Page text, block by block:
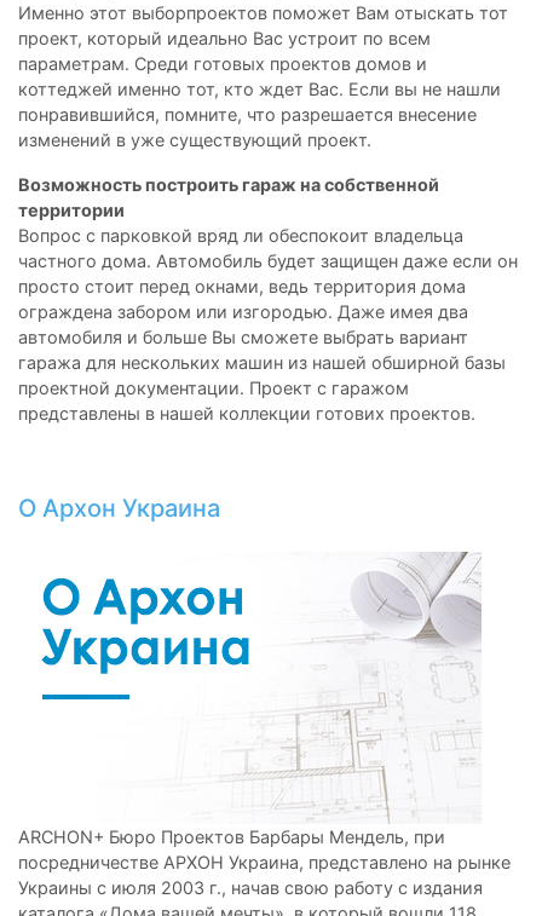
Именно этот выборпроектов поможет Вам отыскать тот
проект, который идеально Вас устроит по всем
параметрам. Среди готовых проектов домов и
коттеджей именно тот, кто ждет Вас. Если вы не нашли
понравившийся, помните, что разрешается внесение
изменений в уже существующий проект.
Возможность построить гараж на собственной
территории
Вопрос с парковкой вряд ли обеспокоит владельца
частного дома. Автомобиль будет защищен даже если он
просто стоит перед окнами, ведь территория дома
ограждена забором или изгородью. Даже имея два
автомобиля и больше Вы сможете выбрать вариант
гаража для нескольких машин из нашей обширной базы
проектной документации. Проект с гаражом
представлены в нашей коллекции готових проектов.
O Архон Украина
ARCHON+ Бюро Проектов Барбары Мендель, при
посредничестве АРХОН Украина, представлено на рынке
Украины с июля 2003 г., начав свою работу с издания